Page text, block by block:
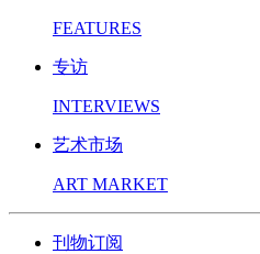
FEATURES
专访
INTERVIEWS
艺术市场
ART MARKET
刊物订阅